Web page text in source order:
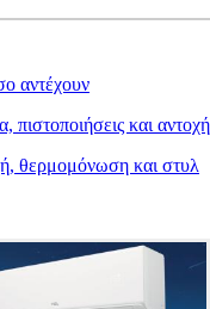
αντέχουν
πιστοποιήσεις και αντοχή
θερμομόνωση και στυλ